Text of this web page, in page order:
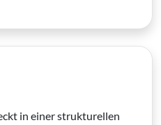
in einer strukturellen